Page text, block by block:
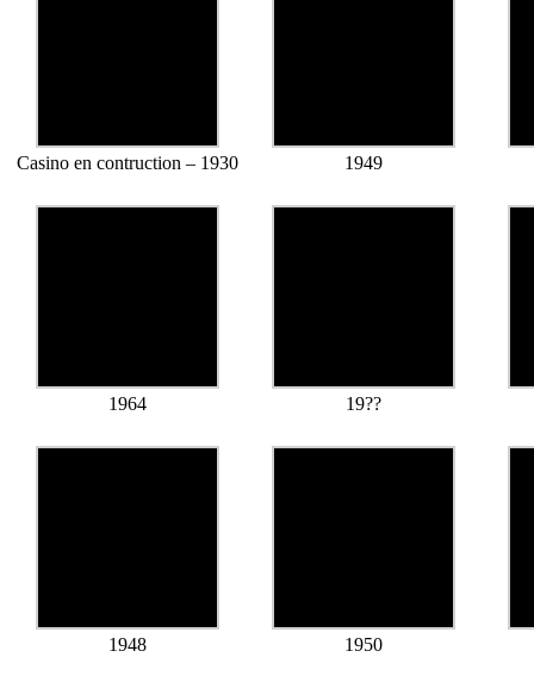
Casino en contruction – 1930 1949
1964 19??
1948 1950